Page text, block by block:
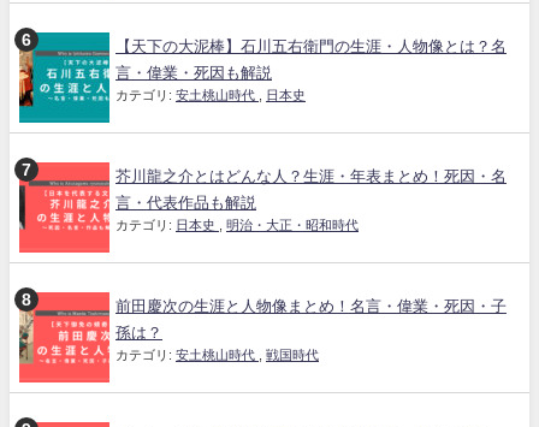
【天下の大泥棒】石川五右衛門の生涯・人物像とは？名
言・偉業・死因も解説
カテゴリ: 安土桃山時代 日本史
芥川龍之介とはどんな人？生涯・年表まとめ！死因・名
言・代表作品も解説
カテゴリ: 日本史 明治・大正・昭和時代
前田慶次の生涯と人物像まとめ！名言・偉業・死因・子
孫は？
カテゴリ: 安土桃山時代 戦国時代